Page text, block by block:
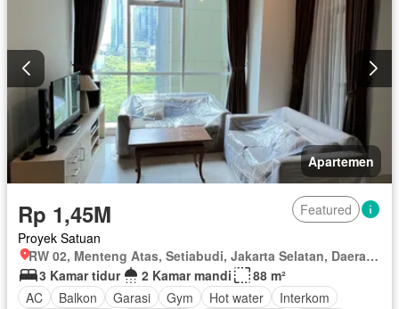
Apartemen
Rp 1,45M
Featured
Proyek Satuan
RW 02, Menteng Atas, Setiabudi, Jakarta Selatan, Daerah Khusus Ibukota Jakarta
3 Kamar tidur
2 Kamar mandi
88 m²
AC
Balkon Garasi Gym Hot water
Interkom